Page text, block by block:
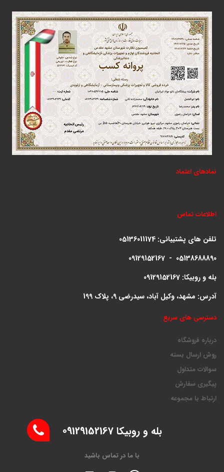
نمادهای اعتماد
اطلاعات تماس
تلفن های پشتیبانی: 05136011174
09129152167 - 05138688890
بله و روبیکا: 09129152167
آدرس: مشهد، وکیل آباد، سیدرضی 9، پلاک 199
دسترسی های سریع
درباره فروشگاه
روش ارسال بسته
سوالات متداول
پیگیری سفارش
ارتباط با مجموعه
بله و روبیکا 09129152167
با ما در تماس باشید